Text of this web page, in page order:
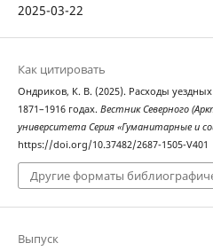
2025-03-22
Как цитировать
Ондриков, К. В. (2025). Расходы
1871–1916 годах. Вестник Северного
университета Серия «Гуманитарные и
https://doi.org/10.37482/2687-1505-V401
Другие форматы
Выпуск